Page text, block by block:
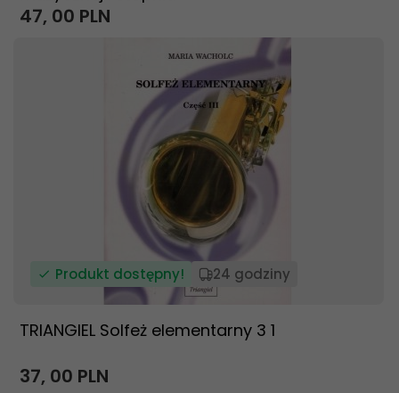
47, 00 PLN
Produkt dostępny! 24 godziny
TRIANGIEL Solfeż elementarny 3 1
37, 00 PLN